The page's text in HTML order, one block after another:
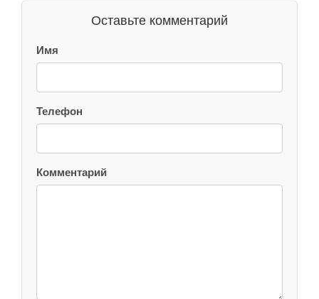
Оставьте комментарий
Имя
Телефон
Комментарий